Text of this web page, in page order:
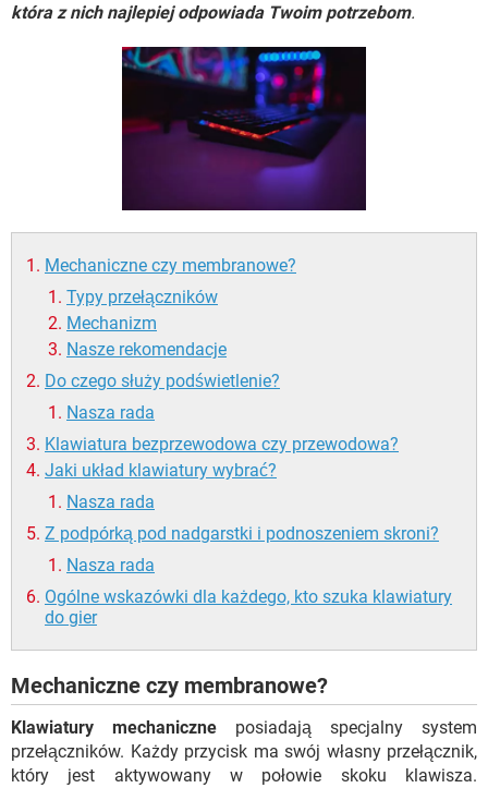
WINDOWS 10
FACEBOOK
która z nich najlepiej odpowiada Twoim potrzebom.
Mechaniczne czy membranowe?
Typy przełączników
Mechanizm
Nasze rekomendacje
Do czego służy podświetlenie?
Nasza rada
Klawiatura bezprzewodowa czy przewodowa?
Jaki układ klawiatury wybrać?
Nasza rada
Z podpórką pod nadgarstki i podnoszeniem skroni?
Nasza rada
Ogólne wskazówki dla każdego, kto szuka klawiatury
do gier
Mechaniczne czy membranowe?
Klawiatury mechaniczne posiadają specjalny system
przełączników. Każdy przycisk ma swój własny przełącznik,
który jest aktywowany w połowie skoku klawisza.